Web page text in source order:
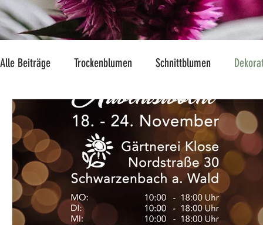
Alle Beiträge Trockenblumen Schnittblumen